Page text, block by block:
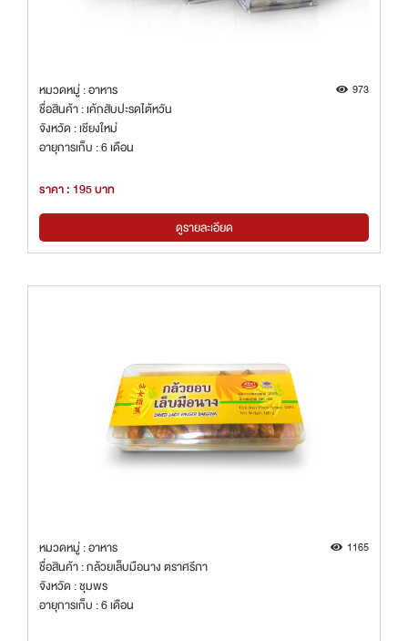
หมวดหมู่ : อาหาร 973
ชื่อสินค้า : เค้กสับปะรดไต้หวัน
จังหวัด : เชียงใหม่
อายุการเก็บ : 6 เดือน
ราคา : 195 บาท
ดูรายละเอียด
หมวดหมู่ : อาหาร 1165
ชื่อสินค้า : กล้วยเล็บมือนาง ตราศรีภา
จังหวัด : ชุมพร
อายุการเก็บ : 6 เดือน